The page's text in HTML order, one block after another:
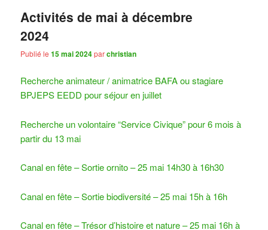
Activités de mai à décembre
2024
Publié le15 mai 2024parchristian
Recherche animateur / animatrice BAFA ou stagiare
BPJEPS EEDD pour séjour en juillet
Recherche un volontaire “Service Civique” pour 6 mois à
partir du 13 mai
Canal en fête – Sortie ornito – 25 mai 14h30 à 16h30
Canal en fête – Sortie biodiversité – 25 mai 15h à 16h
Canal en fête – Trésor d’histoire et nature – 25 mai 16h à